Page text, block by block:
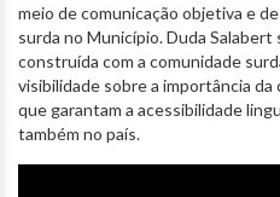
meio de comunicação objetiva e
surda no Município. Duda
construída com a comunidade
visibilidade sobre a importância
que garantam a acessibilidade
também no país.